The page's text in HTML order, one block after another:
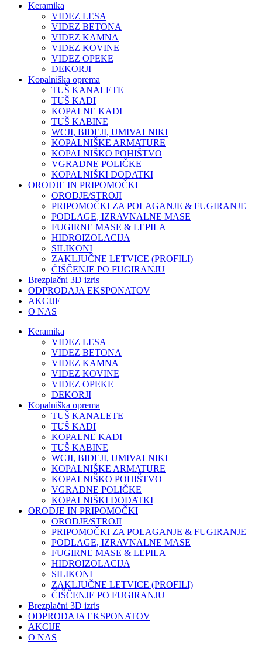
Keramika
VIDEZ LESA
VIDEZ BETONA
VIDEZ KAMNA
VIDEZ KOVINE
VIDEZ OPEKE
DEKORJI
Kopalniška oprema
TUŠ KANALETE
TUŠ KADI
KOPALNE KADI
TUŠ KABINE
WCJI, BIDEJI, UMIVALNIKI
KOPALNIŠKE ARMATURE
KOPALNIŠKO POHIŠTVO
VGRADNE POLIČKE
KOPALNIŠKI DODATKI
ORODJE IN PRIPOMOČKI
ORODJE/STROJI
PRIPOMOČKI ZA POLAGANJE & FUGIRANJE
PODLAGE, IZRAVNALNE MASE
FUGIRNE MASE & LEPILA
HIDROIZOLACIJA
SILIKONI
ZAKLJUČNE LETVICE (PROFILI)
ČIŠČENJE PO FUGIRANJU
Brezplačni 3D izris
ODPRODAJA EKSPONATOV
AKCIJE
O NAS
Keramika
VIDEZ LESA
VIDEZ BETONA
VIDEZ KAMNA
VIDEZ KOVINE
VIDEZ OPEKE
DEKORJI
Kopalniška oprema
TUŠ KANALETE
TUŠ KADI
KOPALNE KADI
TUŠ KABINE
WCJI, BIDEJI, UMIVALNIKI
KOPALNIŠKE ARMATURE
KOPALNIŠKO POHIŠTVO
VGRADNE POLIČKE
KOPALNIŠKI DODATKI
ORODJE IN PRIPOMOČKI
ORODJE/STROJI
PRIPOMOČKI ZA POLAGANJE & FUGIRANJE
PODLAGE, IZRAVNALNE MASE
FUGIRNE MASE & LEPILA
HIDROIZOLACIJA
SILIKONI
ZAKLJUČNE LETVICE (PROFILI)
ČIŠČENJE PO FUGIRANJU
Brezplačni 3D izris
ODPRODAJA EKSPONATOV
AKCIJE
O NAS